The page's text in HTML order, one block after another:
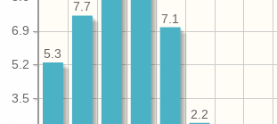
3.5
5.2
6.9
2.2
7.1
7.7
5.3